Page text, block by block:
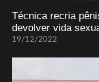
Técnica recria
devolver vida
19/12/2022